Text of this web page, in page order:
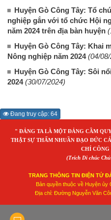
Huyện Gò Công Tây: Tổ
nghiệp gắn với tổ chức Hội
năm 2024 trên địa bàn huyện
Huyện Gò Công Tây: Khai
Nông nghiệp năm 2024 (04/
Huyện Gò Công Tây: Sôi
2024 (30/07/2024)
Đang truy cập: 64
" ĐẢNG TA LÀ MỘT ĐẢNG CẦM
THẬT SỰ THẤM NHUẦN ĐẠO ĐỨC
CHÍ CÔNG
(Trích Di chúc
TRANG THÔNG TIN ĐIỆN TỬ
Bản quyền thuộc về Huyện ủy
Địa chỉ: Đường Nguyễn Văn